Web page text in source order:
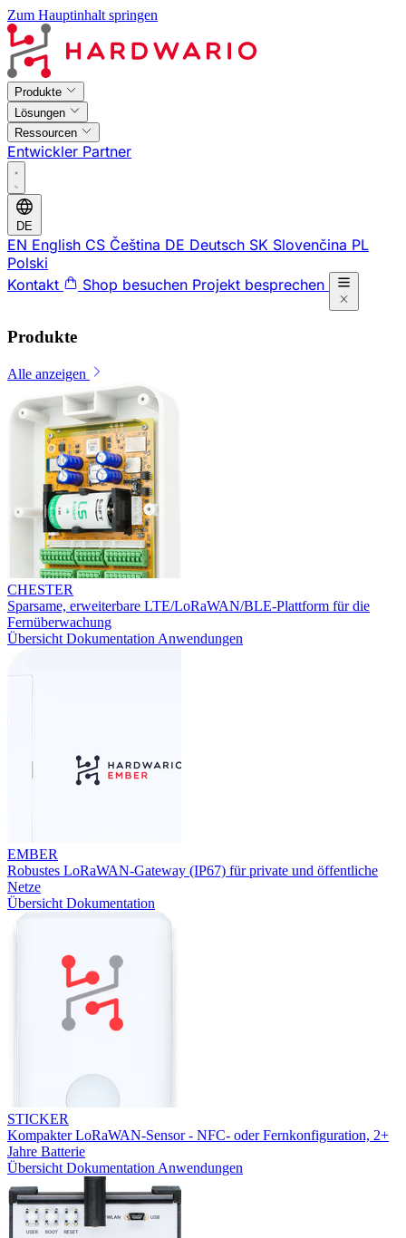
Zum Hauptinhalt springen
Produkte
Lösungen
Ressourcen
Entwickler Partner
DE
EN English CS Čeština DE Deutsch SK Slovenčina PL
Polski
Kontakt
Shop besuchen Projekt besprechen
Produkte
Alle anzeigen
CHESTER
Sparsame, erweiterbare LTE/LoRaWAN/BLE-Plattform für die
Fernüberwachung
Übersicht Dokumentation Anwendungen
EMBER
Robustes LoRaWAN-Gateway (IP67) für private und öffentliche
Netze
Übersicht Dokumentation
STICKER
Kompakter LoRaWAN-Sensor - NFC- oder Fernkonfiguration, 2+
Jahre Batterie
Übersicht Dokumentation Anwendungen